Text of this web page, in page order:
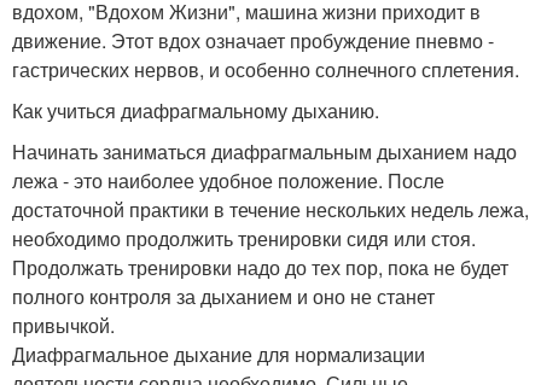
вдохом, "Вдохом Жизни", машина жизни приходит в
движение. Этот вдох означает пробуждение пневмо -
гастрических нервов, и особенно солнечного сплетения.
Как учиться диафрагмальному дыханию.
Начинать заниматься диафрагмальным дыханием надо
лежа - это наиболее удобное положение. После
достаточной практики в течение нескольких недель лежа,
необходимо продолжить тренировки сидя или стоя.
Продолжать тренировки надо до тех пор, пока не будет
полного контроля за дыханием и оно не станет
привычкой.
Диафрагмальное дыхание для нормализации